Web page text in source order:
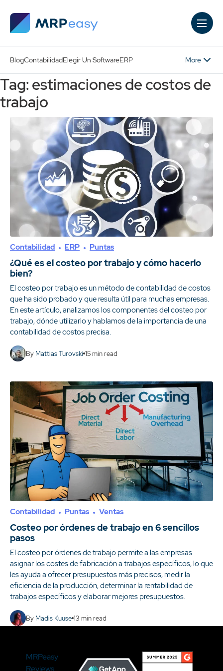
BlogContabilidadElegir Un SoftwareERP More
Tag: estimaciones de costos de
trabajo
Contabilidad ERP Puntas
¿Qué es el costeo por trabajo y cómo hacerlo
bien?
El costeo por trabajo es un método de contabilidad de costos
que ha sido probado y que resulta útil para muchas empresas.
En este artículo, analizamos los componentes del costeo por
trabajo, dónde utilizarlo y hablamos de la importancia de una
contabilidad de costos precisa.
By Mattias Turovski 15min read
Contabilidad Puntas Ventas
Costeo por órdenes de trabajo en 6 sencillos
pasos
El costeo por órdenes de trabajo permite a las empresas
asignar los costes de fabricación a trabajos específicos, lo que
les ayuda a ofrecer presupuestos más precisos, medir la
eficiencia de la producción, determinar la rentabilidad de
trabajos específicos y elaborar mejores presupuestos.
By Madis Kuuse 13 min read
MRPeasy
Reviews